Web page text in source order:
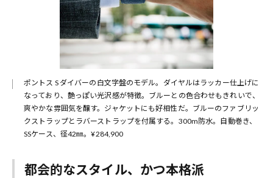
ポントス S ダイバーの白文字盤のモデル。ダイヤルはラッカー仕上げに
なっており、艶っぽい光沢感が特徴。ブルーとの色合わせもきれいで、
爽やかな雰囲気を醸す。ジャケットにも好相性だ。ブルーのファブリッ
クストラップとラバーストラップを付属する。300m防水。自動巻き、
SSケース、径42㎜。¥284,900
都会的なスタイル、かつ本格派